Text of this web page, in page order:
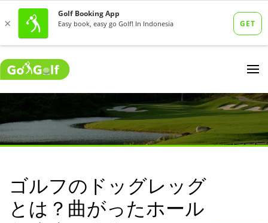
ゴルフのドッグレッグ
とは？曲がったホール